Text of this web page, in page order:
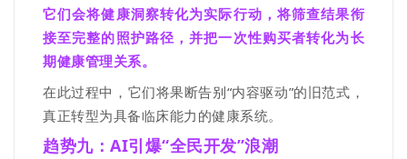
它们会将健康洞察转化为实际行动，将筛查结果衔
接至完整的照护路径，并把一次性购买者转化为长
期健康管理关系。
在此过程中，它们将果断告别“内容驱动”的旧范式，
真正转型为具备临床能力的健康系统。
趋势九：AI引爆“全民开发”浪潮